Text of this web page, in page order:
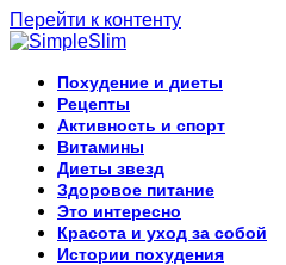
Перейти к контенту
Похудение и диеты
Рецепты
Активность и спорт
Витамины
Диеты звезд
Здоровое питание
Это интересно
Красота и уход за собой
Истории похудения